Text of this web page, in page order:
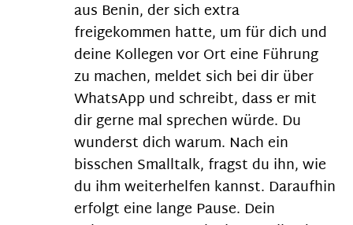
aus Benin, der sich extra
freigekommen hatte, um für dich und
deine Kollegen vor Ort eine Führung
zu machen, meldet sich bei dir über
WhatsApp und schreibt, dass er mit
dir gerne mal sprechen würde. Du
wunderst dich warum. Nach ein
bisschen Smalltalk, fragst du ihn, wie
du ihm weiterhelfen kannst. Daraufhin
erfolgt eine lange Pause. Dein